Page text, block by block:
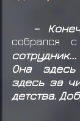
–
собрался
Она здесь
здесь за
детства.